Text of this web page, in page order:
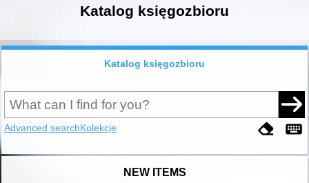
Katalog księgozbioru
Katalog księgozbioru
Advanced searchKolekcje
NEW ITEMS